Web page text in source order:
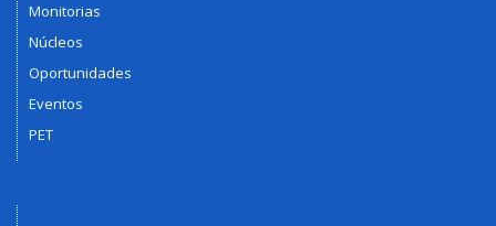
Monitorias
Núcleos
Oportunidades
Eventos
PET